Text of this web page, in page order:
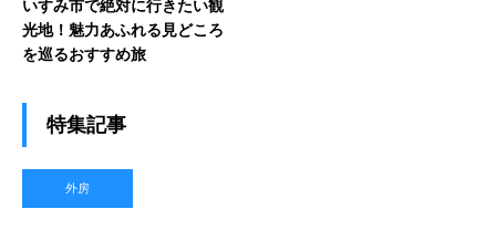
いすみ市で絶対に行きたい観
光地！魅力あふれる見どころ
を巡るおすすめ旅
特集記事
外房